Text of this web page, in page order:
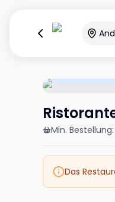
Min. Bestellung:
Das